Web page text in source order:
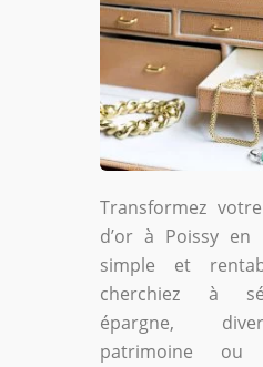
Transformez
d’or à Poissy en
simple et
cherchiez à
épargne,
patrimoine